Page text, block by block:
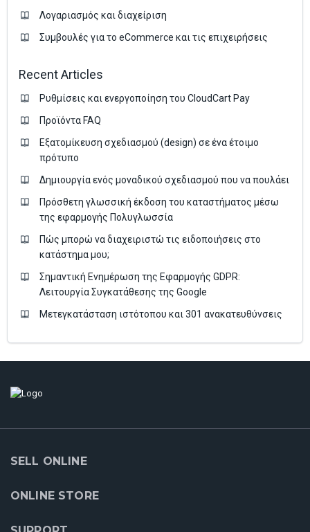
Λογαριασμός και διαχείριση
Συμβουλές για το eCommerce και τις επιχειρήσεις
Recent Articles
Ρυθμίσεις και ενεργοποίηση του CloudCart Pay
Προϊόντα FAQ
Εξατομίκευση σχεδιασμού (design) σε ένα έτοιμο
πρότυπο
Δημιουργία ενός μοναδικού σχεδιασμού που να πουλάει
Πρόσθετη γλωσσική έκδοση του καταστήματος μέσω
της εφαρμογής Πολυγλωσσία
Πώς μπορώ να διαχειριστώ τις ειδοποιήσεις στο
κατάστημα μου;
Σημαντική Ενημέρωση της Εφαρμογής GDPR:
Λειτουργία Συγκατάθεσης της Google
Μετεγκατάσταση ιστότοπου και 301 ανακατευθύνσεις
SELL ONLINE
ONLINE STORE